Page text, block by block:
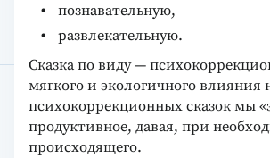
познавательную,
развлекательную.
Сказка по виду —
мягкого и экологичного влияния
психокоррекционных сказок мы
продуктивное, давая, при
происходящего.